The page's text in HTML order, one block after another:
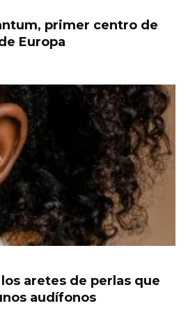
primer centro de
Europa
los aretes de perlas que
audífonos